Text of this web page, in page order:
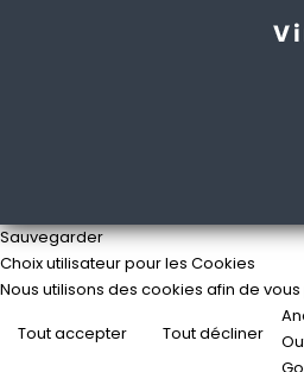
Sauvegarder
Choix utilisateur pour les Cookies
Nous utilisons des cookies afin de
Tout accepter
Tout décliner